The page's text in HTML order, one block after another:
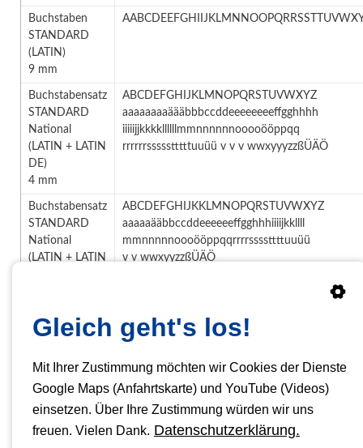
Buchstaben
STANDARD
(LATIN)
9 mm
Buchstabensatz
STANDARD
National
(LATIN + LATIN
DE)
4 mm
ABCDEFGHIJKLMNOPQRSTUVWXYZ
aaaaaaaaäääbbbccddeeeeeeeeffgghhhh
iiiiijjkkkkllllllmmnnnnnnooooööppqq
rrrrrrssssstttttuuüü v v v wwxyyyzzßÜÄÖ
Buchstabensatz
STANDARD
National
(LATIN + LATIN
ABCDEFGHIJKKLMNOPQRSTUVWXYZ
aaaaaääbbccddeeeeeeffgghhhiiiijkkllll
mmnnnnnoooööppqqrrrrssssttttuuüü
v v wwxyyzzßÜÄÖ
Buchstabensatz
STANDARD
(LATIN + LATIN
DE)
9 mm
AAAABBCCDDEEEEEFFGGHHIIIJJKKLL
MMNNNNOOOOPQRRRRSSSTTTUU
Mastersatz 4
dieser Satz besteht aus 2 x Standard National 4
Gleich geht's los!
Mit Ihrer Zustimmung möchten wir Cookies der Dienste
Google Maps (Anfahrtskarte) und YouTube (Videos)
einsetzen. Über Ihre Zustimmung würden wir uns
freuen. Vielen Dank. Datenschutzerklärung.